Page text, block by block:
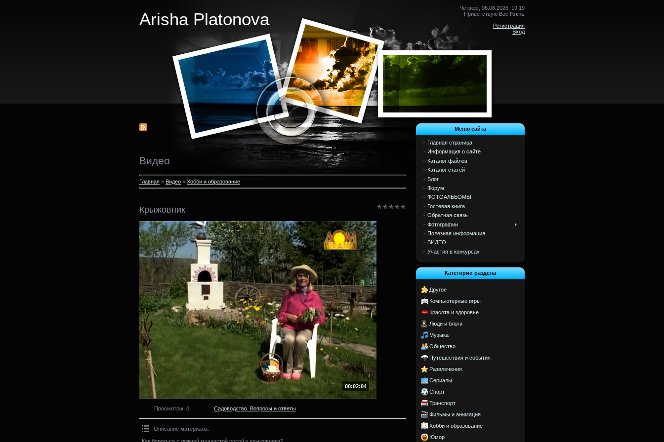
Arisha Platonova
Четверг, 06.08.2026, 19:19
Приветствую Вас Гость
Регистрация
Вход
Видео
Главная » Видео » Хобби и образование
Крыжовник
00:02:04
Просмотры: 0 Садоводство. Вопросы и ответы
Описание материала:
Как бороться с ложной мучнистой росой у крыжовника?
Меню сайта
Главная страница
Информация о сайте
Каталог файлов
Каталог статей
Блог
Форум
ФОТОАЛЬБОМЫ
Гостевая книга
Обратная связь
Фотографии
Полезная информация
ВИДЕО
Участия в конкурсах
Категории раздела
Другое
Компьютерные игры
Красота и здоровье
Люди и блоги
Музыка
Общество
Путешествия и события
Развлечения
Сериалы
Спорт
Транспорт
Фильмы и анимация
Хобби и образование
Юмор